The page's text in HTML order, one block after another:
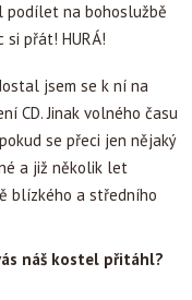
podílet na bohoslužbě
přát! HURÁ!
jsem se k ní na
CD. Jinak volného času
se přeci jen nějaký
a již několik let
blízkého a středního
náš kostel přitáhl?